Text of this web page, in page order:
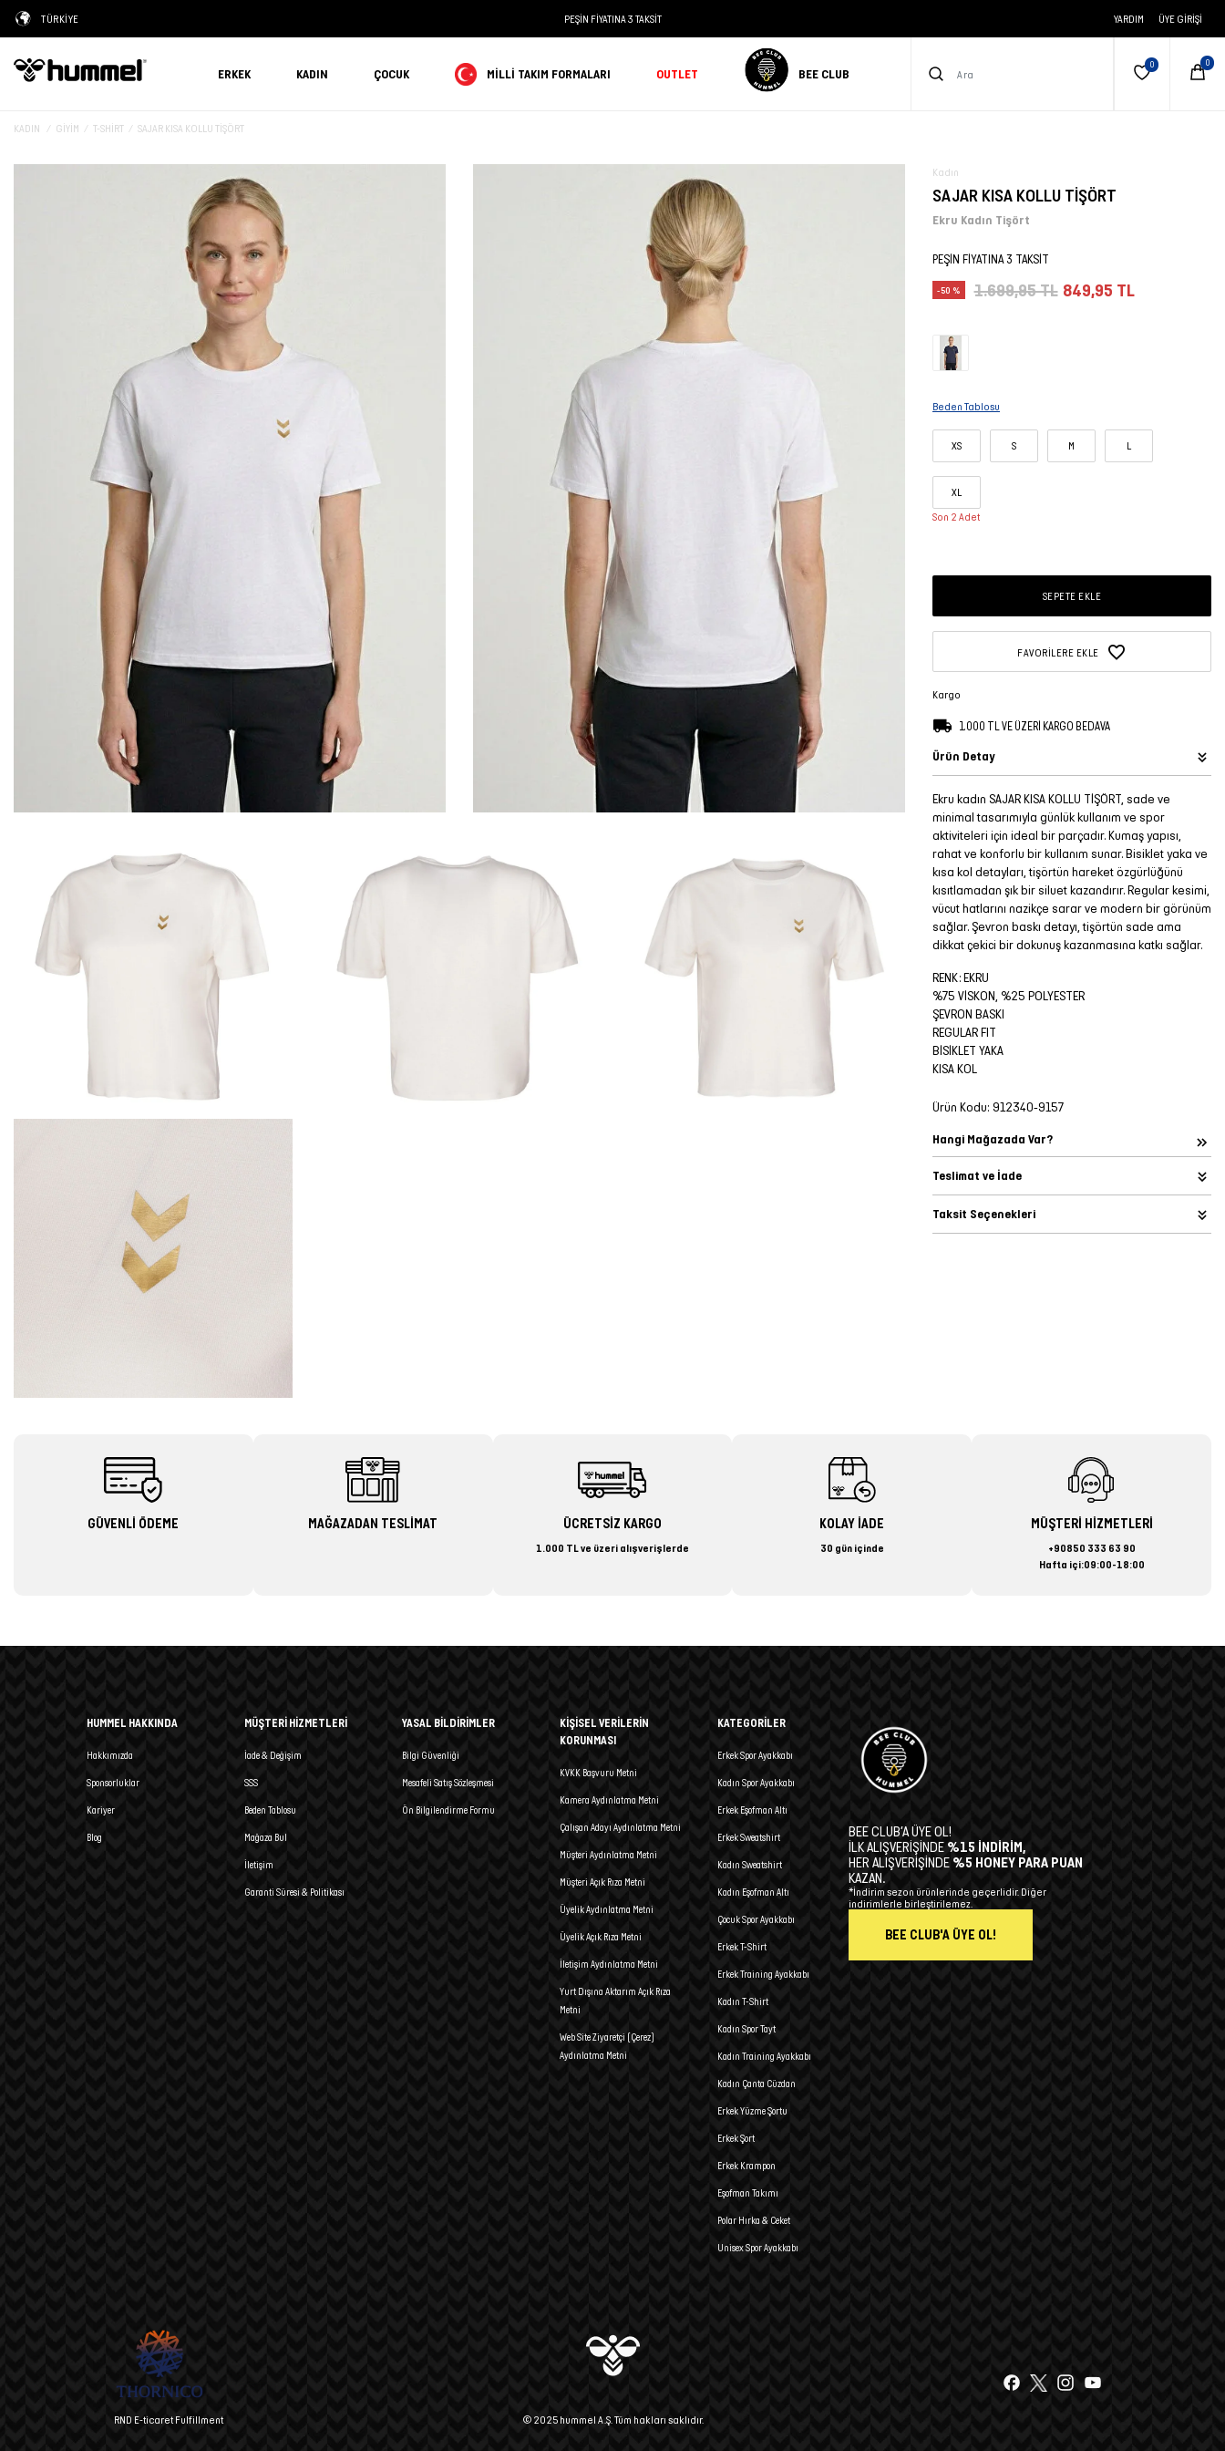
TÜRKİYE PEŞİN FİYATINA 3 TAKSİT YARDIM ÜYE GIRIŞI
ERKEK KADIN ÇOCUK MILLI TAKIM FORMALARI OUTLET BEE CLUB
KADIN GIYIM T-SHIRT SAJAR KISA KOLLU TİŞÖRT
Kadın
SAJAR KISA KOLLU TİŞÖRT
Ekru Kadın Tişört
PEŞİN FİYATINA 3 TAKSİT
-50 % 1.699,95 TL 849,95 TL
Beden Tablosu
XS S M L
XL
Son 2 Adet
SEPETE EKLE
FAVORILERE EKLE
Kargo
1.000 TL VE ÜZERİ KARGO BEDAVA
Ürün Detay
Ekru kadın SAJAR KISA KOLLU TİŞÖRT, sade ve
minimal tasarımıyla günlük kullanım ve spor
aktiviteleri için ideal bir parçadır. Kumaş yapısı,
rahat ve konforlu bir kullanım sunar. Bisiklet yaka ve
kısa kol detayları, tişörtün hareket özgürlüğünü
kısıtlamadan şık bir siluet kazandırır. Regular kesimi,
vücut hatlarını nazikçe sarar ve modern bir görünüm
sağlar. Şevron baskı detayı, tişörtün sade ama
dikkat çekici bir dokunuş kazanmasına katkı sağlar.
RENK: EKRU
%75 VİSKON, %25 POLYESTER
ŞEVRON BASKI
REGULAR FIT
BİSİKLET YAKA
KISA KOL
Ürün Kodu: 912340-9157
Hangi Mağazada Var?
Teslimat ve İade
Taksit Seçenekleri
GÜVENLİ ÖDEME MAĞAZADAN TESLİMAT ÜCRETSİZ KARGO
1.000 TL ve üzeri alışverişlerde
KOLAY İADE
30 gün içinde
MÜŞTERİ HİZMETLERİ
+90850 333 63 90
Hafta içi:09:00-18:00
HUMMEL HAKKINDA
Hakkımızda
Sponsorluklar
Kariyer
Blog
MÜŞTERİ HİZMETLERİ
İade & Değişim
SSS
Beden Tablosu
Mağaza Bul
İletişim
Garanti Süresi & Politikası
YASAL BİLDİRİMLER
Bilgi Güvenliği
Mesafeli Satış Sözleşmesi
Ön Bilgilendirme Formu
KİŞİSEL VERİLERİN
KORUNMASI
KVKK Başvuru Metni
Kamera Aydınlatma Metni
Çalışan Adayı Aydınlatma Metni
Müşteri Aydınlatma Metni
Müşteri Açık Rıza Metni
Üyelik Aydınlatma Metni
Üyelik Açık Rıza Metni
İletişim Aydınlatma Metni
Yurt Dışına Aktarım Açık Rıza
Metni
Web Site Ziyaretçi (Çerez)
Aydınlatma Metni
KATEGORİLER
Erkek Spor Ayakkabı
Kadın Spor Ayakkabı
Erkek Eşofman Altı
Erkek Sweatshirt
Kadın Sweatshirt
Kadın Eşofman Altı
Çocuk Spor Ayakkabı
Erkek T-Shirt
Erkek Training Ayakkabı
Kadın T-Shirt
Kadın Spor Tayt
Kadın Training Ayakkabı
Kadın Çanta Cüzdan
Erkek Yüzme Şortu
Erkek Şort
Erkek Krampon
Eşofman Takımı
Polar Hırka & Ceket
Unisex Spor Ayakkabı
BEE CLUB’A ÜYE OL!
İLK ALIŞVERİŞİNDE %15 İNDİRİM,
HER ALIŞVERİŞİNDE %5 HONEY PARA PUAN
KAZAN.
*İndirim sezon ürünlerinde geçerlidir. Diğer
indirimlerle birleştirilemez.
BEE CLUB'A ÜYE OL!
RND E-ticaret Fulfillment © 2025 hummel A.Ş. Tüm hakları saklıdır.